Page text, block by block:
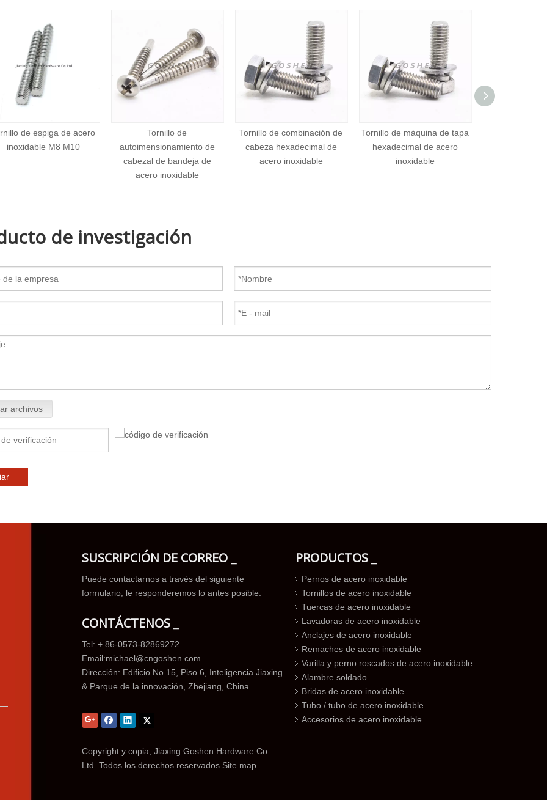
Tornillo de
autoimensionamiento de
Tornillo de combinación de
cabeza hexadecimal de
acero inoxidable
Tornillo de máquina de tapa
hexadecimal de acero
inoxidable
Acero inoxidable 304 Phillips
Head Self -Topping Tornillos
de metal
de investigación
archivos
SUSCRIPCIÓN DE CORREO _
Puede contactarnos a través del siguiente
formulario, le responderemos lo antes posible.
CONTÁCTENOS _
Tel: + 86-0573-82869272
Email:michael@cngoshen.com
Dirección: Edificio No.15, Piso 6, Inteligencia Jiaxing
& Parque de la innovación, Zhejiang, China
Copyright y copia; Jiaxing Goshen Hardware Co
Ltd. Todos los derechos reservados. Site map.
PRODUCTOS _
Pernos de acero inoxidable
Tornillos de acero inoxidable
Tuercas de acero inoxidable
Lavadoras de acero inoxidable
Anclajes de acero inoxidable
Remaches de acero inoxidable
Varilla y perno roscados de acero inoxidable
Alambre soldado
Bridas de acero inoxidable
Tubo / tubo de acero inoxidable
Accesorios de acero inoxidable